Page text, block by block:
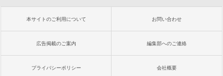
本サイトのご利用について お問い合わせ
広告掲載のご案内 編集部へのご連絡
プライバシーポリシー 会社概要